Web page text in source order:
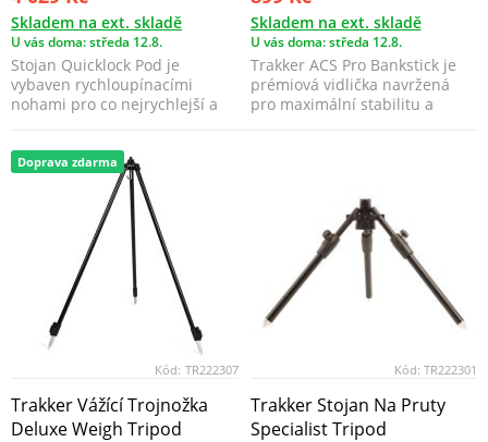
Skladem na ext. skladě
U vás doma: středa 12.8.
Stojan Quicklock Pod je
vybaven rychloupínacími
nohami pro co nejrychlejší a
Skladem na ext. skladě
U vás doma: středa 12.8.
Trakker ACS Pro Bankstick je
prémiová vidlička navržená
pro maximální stabilitu a
Doprava zdarma
Kód: TR222307
Trakker Vážící Trojnožka
Deluxe Weigh Tripod
Kód: TR222301
Trakker Stojan Na Pruty
Specialist Tripod